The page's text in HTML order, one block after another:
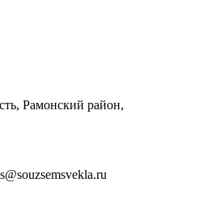
Рамонский район,